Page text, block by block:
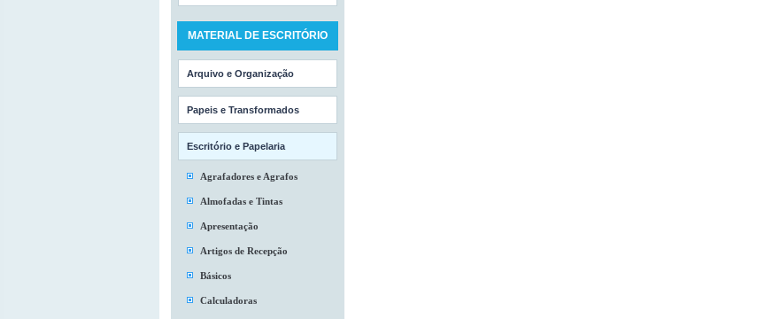
MATERIAL DE ESCRITÓRIO
Arquivo e Organização
Papeis e Transformados
Escritório e Papelaria
Agrafadores e Agrafos
Almofadas e Tintas
Apresentação
Artigos de Recepção
Básicos
Calculadoras